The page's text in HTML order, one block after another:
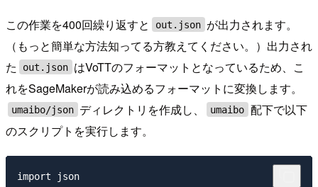
この作業を400回繰り返すと out.json が出力されます。
（もっと簡単な方法知ってる方教えてください。）出力され
た
out.json はVoTTのフォーマットとなっているため、こ
れをSageMakerが読み込めるフォーマットに変換します。
umaibo/json ディレクトリを作成し、 umaibo 配下で以下
のスクリプトを実行します。
import json